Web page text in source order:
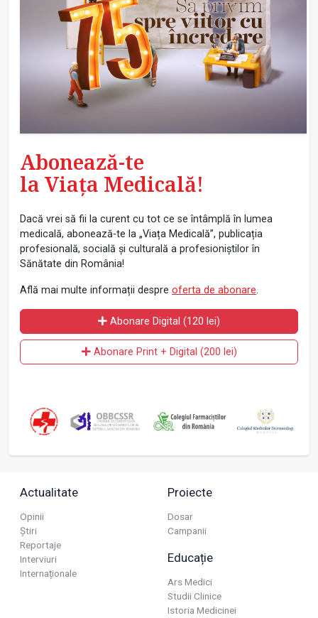
Abonează-te
la Viața Medicală!
Dacă vrei să fii la curent cu tot ce se întâmplă în lumea
medicală, abonează-te la „Viața Medicală”, publicația
profesională, socială și culturală a profesioniștilor în
Sănătate din România!
Află mai multe informații despre oferta de abonare.
Abonare Digital (120 lei)
Abonare Print + Digital (200 lei)
Actualitate
Opinii
Știri
Reportaje
Interviuri
Internaționale
Proiecte
Dosar
Campanii
Educație
Ars Medici
Studii Clinice
Istoria Medicinei